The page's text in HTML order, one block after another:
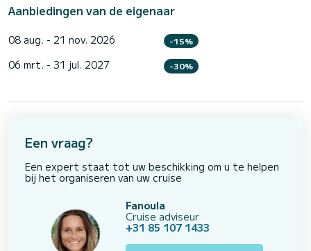
Aanbiedingen van de eigenaar
08 aug. - 21 nov. 2026 -15%
06 mrt. - 31 jul. 2027 -30%
Een vraag?
Een expert staat tot uw beschikking om u te helpen
bij het organiseren van uw cruise
Fanoula
Cruise adviseur
+31 85 107 1433